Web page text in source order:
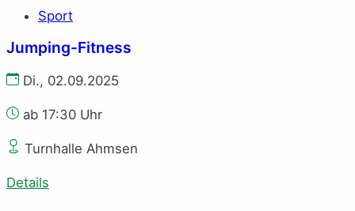
Sport
Jumping-Fitness
Di., 02.09.2025
ab 17:30 Uhr
Turnhalle Ahmsen
Details